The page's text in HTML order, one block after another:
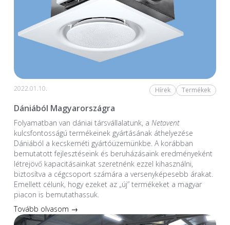
2022.01.10. Hírek Termékek
Dániából Magyarországra
Folyamatban van dániai társvállalatunk, a Netavent
kulcsfontosságú termékeinek gyártásának áthelyezése
Dániából a kecskeméti gyártóüzemünkbe. A korábban
bemutatott fejlesztéseink és beruházásaink eredményeként
létrejövő kapacitásainkat szeretnénk ezzel kihasználni,
biztosítva a cégcsoport számára a versenyképesebb árakat.
Emellett célunk, hogy ezeket az „új” termékeket a magyar
piacon is bemutathassuk.
Tovább olvasom →